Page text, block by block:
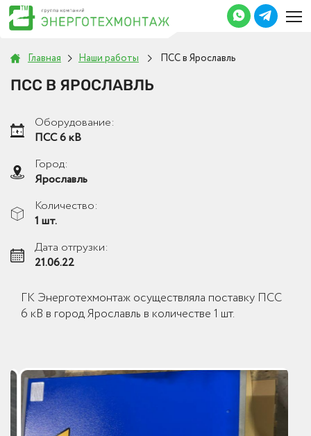
Главная Наши работы ПСС в Ярославль
ПСС В ЯРОСЛАВЛЬ
Оборудование:
ПСС 6 кВ
Город:
Ярославль
Количество:
1 шт.
Дата отгрузки:
21.06.22
ГК Энерготехмонтаж осуществляла поставку ПСС
6 кВ в город Ярославль в количестве 1 шт.